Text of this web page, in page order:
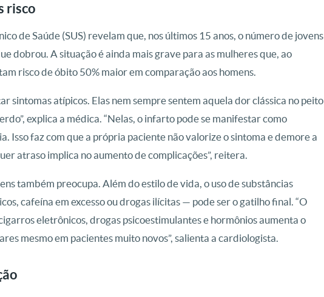
risco
de Saúde (SUS) revelam que, nos últimos 15 anos, o número de jovens
dobrou. A situação é ainda mais grave para as mulheres que, ao
risco de óbito 50% maior em comparação aos homens.
sintomas atípicos. Elas nem sempre sentem aquela dor clássica no peito
explica a médica. “Nelas, o infarto pode se manifestar como
Isso faz com que a própria paciente não valorize o sintoma e demore a
atraso implica no aumento de complicações”, reitera.
também preocupa. Além do estilo de vida, o uso de substâncias
cafeína em excesso ou drogas ilícitas — pode ser o gatilho final. “O
eletrônicos, drogas psicoestimulantes e hormônios aumenta o
mesmo em pacientes muito novos”, salienta a cardiologista.